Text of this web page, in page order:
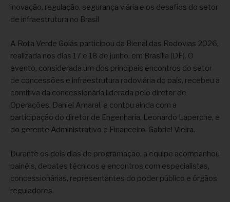
inovação, regulação, segurança viária e os desafios do setor
de infraestrutura no Brasil
A Rota Verde Goiás participou da Bienal das Rodovias 2026,
realizada nos dias 17 e 18 de junho, em Brasília (DF). O
evento, considerada um dos principais encontros do setor
de concessões e infraestrutura rodoviária do país, recebeu a
comitiva da concessionária liderada pelo diretor de
Operações, Daniel Amaral, e contou ainda com a
participação do diretor de Engenharia, Leonardo Laperche, e
do gerente Administrativo e Financeiro, Gabriel Vieira.
Durante os dois dias de programação, a equipe acompanhou
painéis, debates técnicos e encontros com especialistas,
concessionárias, representantes do poder público e órgãos
reguladores.